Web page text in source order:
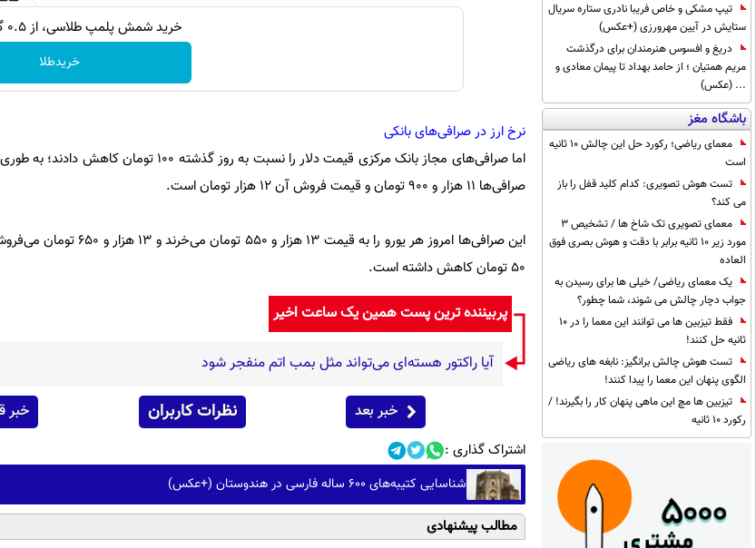
تیپ مشکی و خاص فریبا نادری ستاره سریال
ستایش در آیین مهرورزی (+عکس)
دریغ و افسوس هنرمندان برای درگذشت
مریم همتیان ؛ از حامد بهداد تا پیمان معادی و
... (عکس)
باشگاه مغز
معمای ریاضی؛ رکورد حل این چالش 10 ثانیه
است
تست هوش تصویری: کدام کلید قفل را باز
می کند؟
معمای تصویری تک شاخ ها / تشخیص 3
مورد زیر 10 ثانیه برابر با دقت و هوش بصری فوق
العاده
یک معمای ریاضی/ خیلی ها برای رسیدن به
جواب دچار چالش می شوند، شما چطور؟
فقط تیزبین ها می توانند این معما را در 10
ثانیه حل کنند!
تست هوش چالش برانگیز: نابغه های ریاضی
الگوی پنهان این معما را پیدا کنند!
تیزبین ها مچ این ماهی پنهان کار را بگیرند! /
رکورد 10 ثانیه
خرید شمش پلمپ طلاسی، از ۰.۵ گرم تا ۱۰ گرم
خریدطلا
نرخ ارز در صرافی‌های بانکی
اما صرافی‌های مجاز بانک مرکزی قیمت دلار را نسبت به روز
صرافی‌ها ۱۱ هزار و ۹۰۰ تومان و قیمت فروش آن ۱۲ هزار تومان است.
این صرافی‌ها امروز هر یورو را به قیمت
۵۰ تومان کاهش داشته است.
پربیننده ترین پست همین یک ساعت اخیر
آیا راکتور هسته‌ای می‌تواند مثل بمب اتم منفجر شود
خبر بعد نظرات کاربران خبر
اشتراک گذاری :
شناسایی کتیبه‌های ۶۰۰ ساله فارسی در هندوستان (+عکس)
مطالب پیشنهادی